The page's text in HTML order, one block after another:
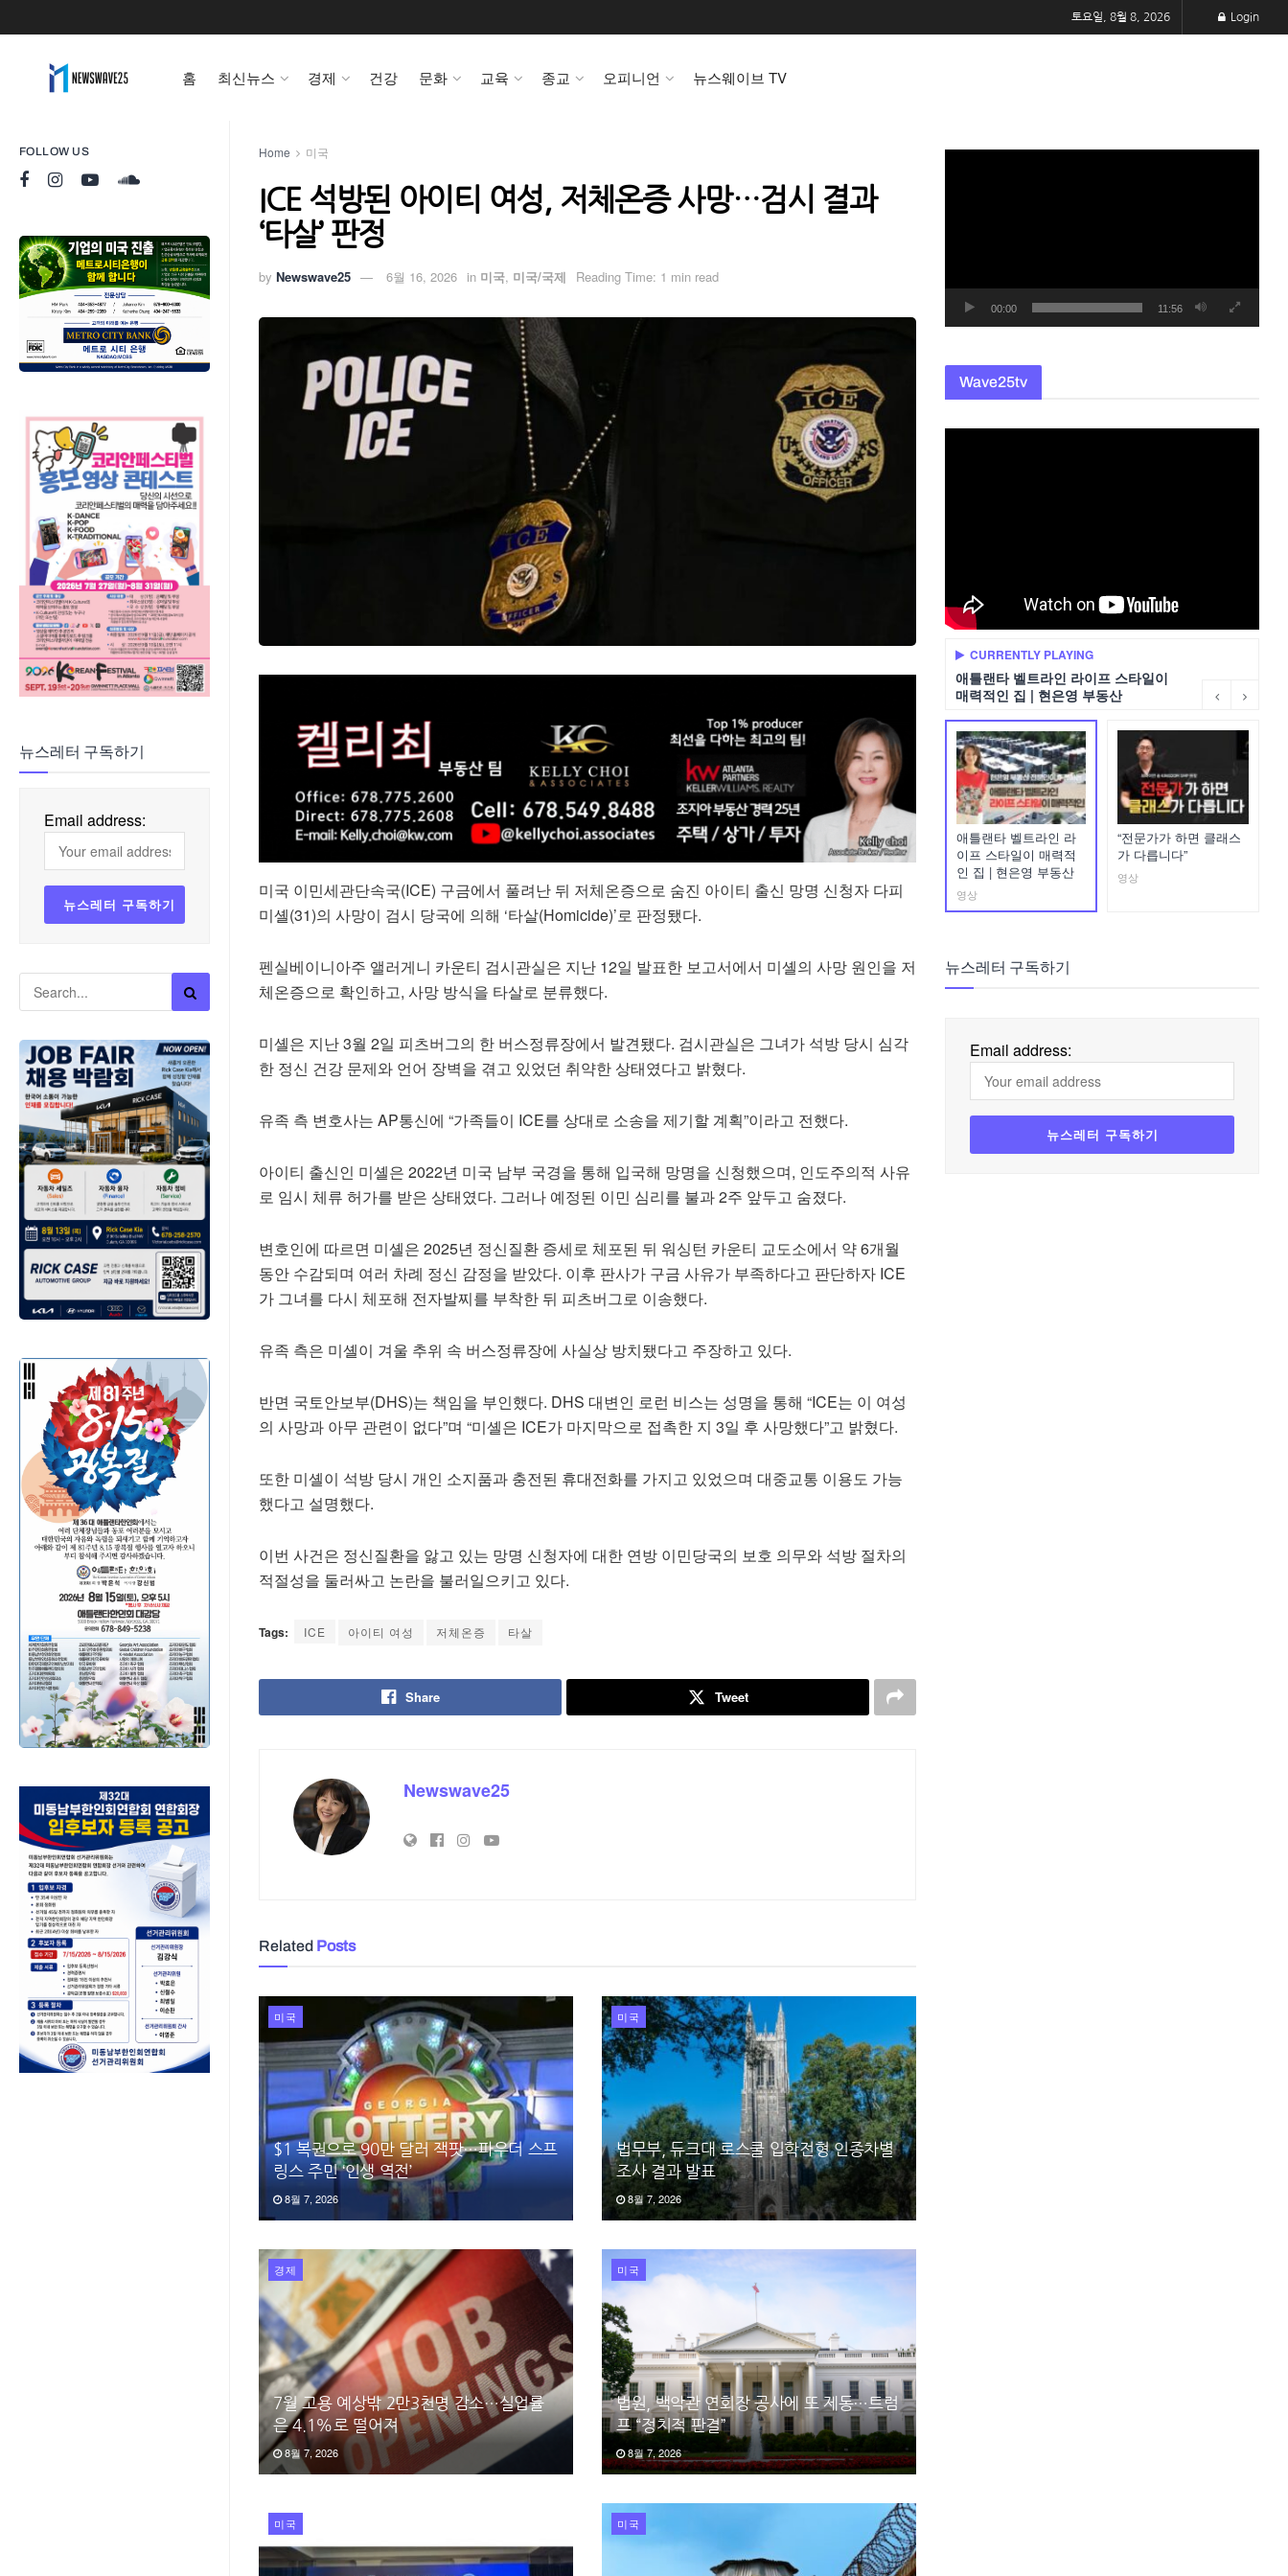
FOLLOW US
뉴스레터 구독하기
Email address:
토요일, 8월 8, 2026 Login
홈 최신뉴스 경제 건강 문화 교육 종교 오피니언 뉴스웨이브 TV
Home 미국
ICE 석방된 아이티 여성, 저체온증 사망…검시 결과
‘타살’ 판정
by Newswave25 6월 16, 2026 in 미국, 미국/국제 Reading Time: 1 min read
미국 이민세관단속국(ICE) 구금에서 풀려난 뒤 저체온증으로 숨진 아이티 출신 망명 신청자 다피
미셸(31)의 사망이 검시 당국에 의해 ‘타살(Homicide)’로 판정됐다.
펜실베이니아주 앨러게니 카운티 검시관실은 지난 12일 발표한 보고서에서 미셸의 사망 원인을 저
체온증으로 확인하고, 사망 방식을 타살로 분류했다.
미셸은 지난 3월 2일 피츠버그의 한 버스정류장에서 발견됐다. 검시관실은 그녀가 석방 당시 심각
한 정신 건강 문제와 언어 장벽을 겪고 있었던 취약한 상태였다고 밝혔다.
유족 측 변호사는 AP통신에 “가족들이 ICE를 상대로 소송을 제기할 계획”이라고 전했다.
아이티 출신인 미셸은 2022년 미국 남부 국경을 통해 입국해 망명을 신청했으며, 인도주의적 사유
로 임시 체류 허가를 받은 상태였다. 그러나 예정된 이민 심리를 불과 2주 앞두고 숨졌다.
변호인에 따르면 미셸은 2025년 정신질환 증세로 체포된 뒤 워싱턴 카운티 교도소에서 약 6개월
동안 수감되며 여러 차례 정신 감정을 받았다. 이후 판사가 구금 사유가 부족하다고 판단하자 ICE
가 그녀를 다시 체포해 전자발찌를 부착한 뒤 피츠버그로 이송했다.
유족 측은 미셸이 겨울 추위 속 버스정류장에 사실상 방치됐다고 주장하고 있다.
반면 국토안보부(DHS)는 책임을 부인했다. DHS 대변인 로런 비스는 성명을 통해 “ICE는 이 여성
의 사망과 아무 관련이 없다”며 “미셸은 ICE가 마지막으로 접촉한 지 3일 후 사망했다”고 밝혔다.
또한 미셸이 석방 당시 개인 소지품과 충전된 휴대전화를 가지고 있었으며 대중교통 이용도 가능
했다고 설명했다.
이번 사건은 정신질환을 앓고 있는 망명 신청자에 대한 연방 이민당국의 보호 의무와 석방 절차의
적절성을 둘러싸고 논란을 불러일으키고 있다.
Tags: ICE 아이티 여성 저체온증 타살
Share Tweet
Newswave25
Related Posts
미국
$1 복권으로 90만 달러 잭팟…파우더 스프
링스 주민 ‘인생 역전’
8월 7, 2026
미국
법무부, 듀크대 로스쿨 입학전형 인종차별
조사 결과 발표
8월 7, 2026
경제
7월 고용 예상밖 2만3천명 감소…실업률
은 4.1%로 떨어져
8월 7, 2026
미국
법원, 백악관 연회장 공사에 또 제동…트럼
프 “정치적 판결”
8월 7, 2026
미국 미국
00:00 11:56
Wave25tv
CURRENTLY PLAYING
애틀랜타 벨트라인 라이프 스타일이
매력적인 집 | 현은영 부동산
애틀랜타 벨트라인 라
이프 스타일이 매력적
인 집 | 현은영 부동산
영상
“전문가가 하면 클래스
가 다릅니다”
영상
뉴스레터 구독하기
Email address: